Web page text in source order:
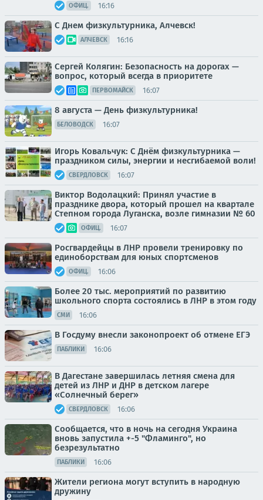
ОФИЦ. 16:16
С Днем физкультурника, Алчевск!
АЛЧЕВСК 16:16
Сергей Колягин: Безопасность на дорогах —
вопрос, который всегда в приоритете
ПЕРВОМАЙСК 16:07
8 августа — День физкультурника!
БЕЛОВОДСК 16:07
Игорь Ковальчук: С Днём физкультурника —
праздником силы, энергии и несгибаемой воли!
СВЕРДЛОВСК 16:07
Виктор Водолацкий: Принял участие в
празднике двора, который прошел на квартале
Степном города Луганска, возле гимназии № 60
ОФИЦ. 16:07
Росгвардейцы в ЛНР провели тренировку по
единоборствам для юных спортсменов
ОФИЦ. 16:06
Более 20 тыс. мероприятий по развитию
школьного спорта состоялись в ЛНР в этом году
СМИ 16:06
В Госдуму внесли законопроект об отмене ЕГЭ
ПАБЛИКИ 16:06
В Дагестане завершилась летняя смена для
детей из ЛНР и ДНР в детском лагере
«Солнечный берег»
СВЕРДЛОВСК 16:06
Сообщается, что в ночь на сегодня Украина
вновь запустила +-5 "Фламинго", но
безрезультатно
ПАБЛИКИ 16:06
Жители региона могут вступить в народную
дружину